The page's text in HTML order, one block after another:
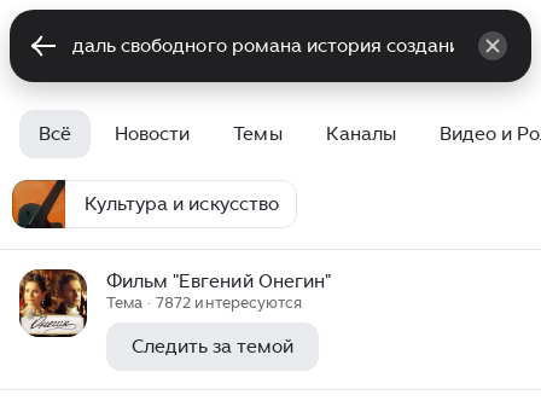
Всё Новости Темы Каналы Видео и
Культура и искусство
Фильм "Евгений Онегин"
Тема · 7872 интересуются
Следить за темой